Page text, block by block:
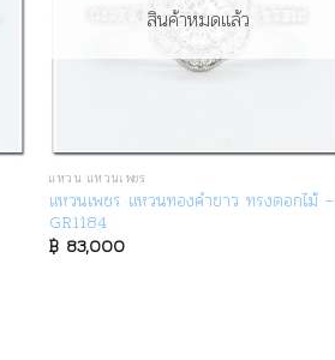
สินค้าหมดแล้ว
แหวน แหวนเพชร
แหวนเพชร แหวนทองคำขาว ทรงดอกไม้ –
GR1184
฿ 83,000